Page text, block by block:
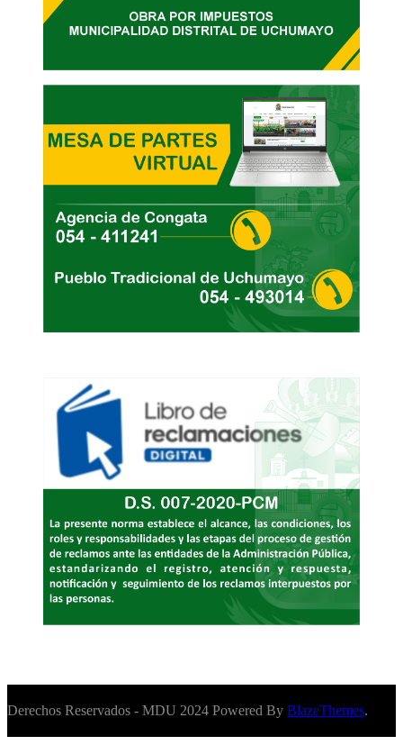
Derechos Reservados - MDU 2024 Powered By BlazeThemes.